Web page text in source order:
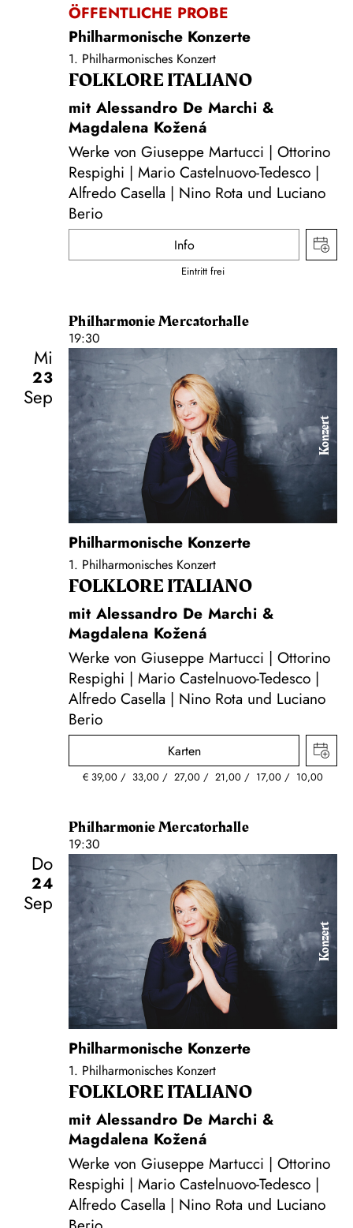
ÖFFENTLICHE PROBE
Philharmonische Konzerte
1. Philharmonisches Konzert
FOLKLORE ITALIANO
mit Alessandro De Marchi &
Magdalena Kožená
Werke von Giuseppe Martucci | Ottorino
Respighi | Mario Castelnuovo-Tedesco |
Alfredo Casella | Nino Rota und Luciano
Berio
Info
Eintritt frei
Philharmonie Mercatorhalle
19:30
Mi
23
Sep
Konzert
Philharmonische Konzerte
1. Philharmonisches Konzert
FOLKLORE ITALIANO
mit Alessandro De Marchi &
Magdalena Kožená
Werke von Giuseppe Martucci | Ottorino
Respighi | Mario Castelnuovo-Tedesco |
Alfredo Casella | Nino Rota und Luciano
Berio
Karten
€ 39,00 33,00 27,00 21,00 17,00 10,00
Philharmonie Mercatorhalle
19:30
Do
24
Sep
Konzert
Philharmonische Konzerte
1. Philharmonisches Konzert
FOLKLORE ITALIANO
mit Alessandro De Marchi &
Magdalena Kožená
Werke von Giuseppe Martucci | Ottorino
Respighi | Mario Castelnuovo-Tedesco |
Alfredo Casella | Nino Rota und Luciano